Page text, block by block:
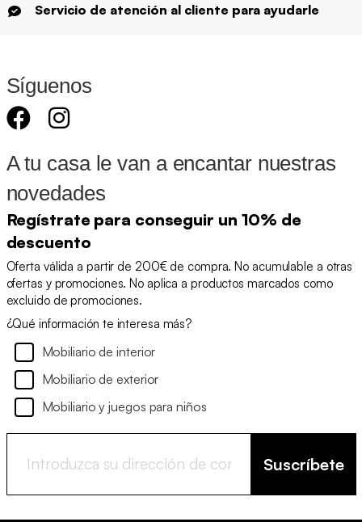
Servicio de atención al cliente para ayudarle
Síguenos
A tu casa le van a encantar nuestras
novedades
Regístrate para conseguir un 10% de
descuento
Oferta válida a partir de 200€ de compra. No acumulable a otras
ofertas y promociones. No aplica a productos marcados como
excluido de promociones.
¿Qué información te interesa más?
Mobiliario de interior
Mobiliario de exterior
Mobiliario y juegos para niños
Suscríbete